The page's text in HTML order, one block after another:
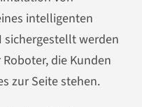
intelligenten
sichergestellt werden
die Kunden
zur Seite stehen.